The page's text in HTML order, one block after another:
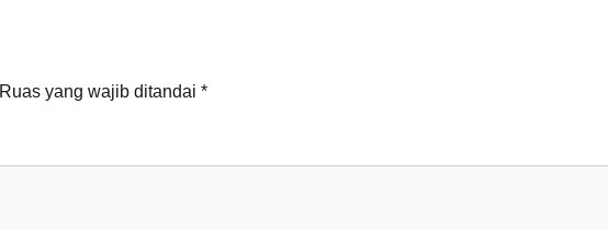
Ruas yang wajib ditandai *